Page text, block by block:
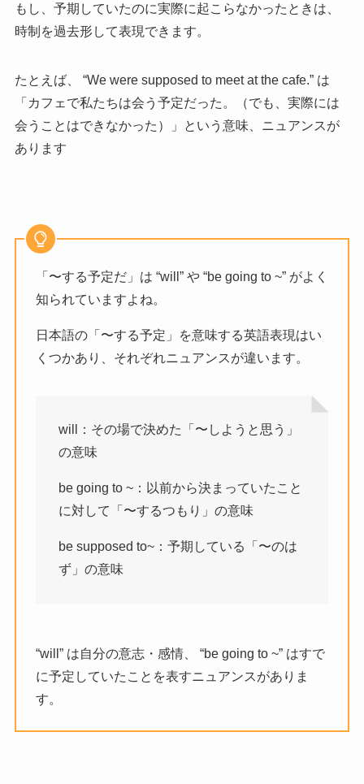
もし、予期していたのに実際に起こらなかったときは、
時制を過去形して表現できます。
たとえば、 “We were supposed to meet at the cafe.” は
「カフェで私たちは会う予定だった。（でも、実際には
会うことはできなかった）」という意味、ニュアンスが
あります
「〜する予定だ」は “will” や “be going to ~” がよく
知られていますよね。
日本語の「〜する予定」を意味する英語表現はい
くつかあり、それぞれニュアンスが違います。
will：その場で決めた「〜しようと思う」
の意味
be going to ~：以前から決まっていたこと
に対して「〜するつもり」の意味
be supposed to~：予期している「〜のは
ず」の意味
“will” は自分の意志・感情、
“be going to ~” はすで
に予定していたことを表すニュアンスがありま
す。